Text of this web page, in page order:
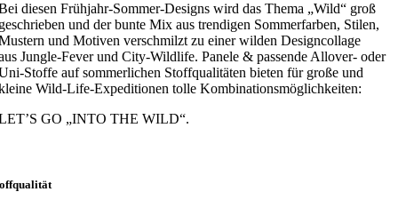
diesen Frühjahr-Sommer-Designs wird das Thema „Wild“ groß
und der bunte Mix aus trendigen Sommerfarben, Stilen,
und Motiven verschmilzt zu einer wilden Designcollage
Jungle-Fever und City-Wildlife. Panele & passende Allover- oder
Stoffe auf sommerlichen Stoffqualitäten bieten für große und
Wild-Life-Expeditionen tolle Kombinationsmöglichkeiten:
GO „INTO THE WILD“.